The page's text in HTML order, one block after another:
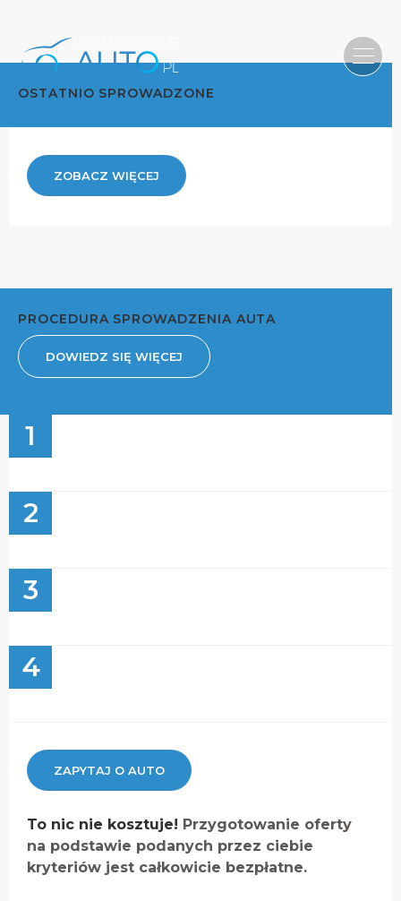
OSTATNIO SPROWADZONE
ZOBACZ WIĘCEJ
PROCEDURA SPROWADZENIA AUTA
DOWIEDZ SIĘ WIĘCEJ
1
2
3
4
ZAPYTAJ O AUTO
To nic nie kosztuje! Przygotowanie oferty
na podstawie podanych przez ciebie
kryteriów jest całkowicie bezpłatne.